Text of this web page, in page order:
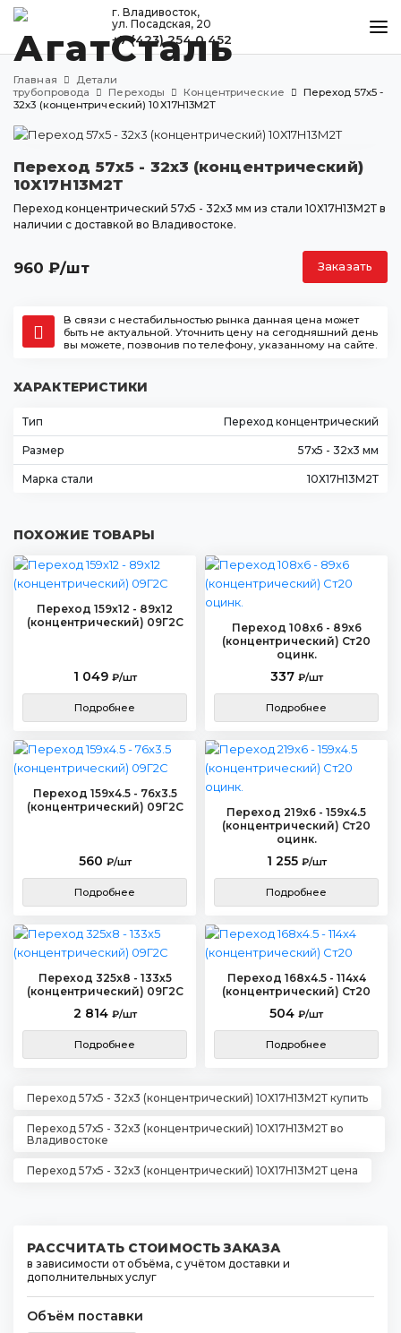
г. Владивосток,
ул. Посадская, 20
+7 (423) 254 0 452
КАТАЛОГ
МЕТАЛЛООБРАБОТКА
ДОСТАВКА И ОПЛАТА
Владивосток
+7 (423) 254 0 452
Главная
Детали
трубопровода
Переходы Концентрические
Переход 57х5 -
32х3 (концентрический) 10Х17Н13М2Т
Переход 57х5 - 32х3 (концентрический)
10Х17Н13М2Т
Переход концентрический 57х5 - 32х3 мм из стали 10Х17Н13М2Т в
наличии с доставкой во Владивостоке.
960 ₽/шт Заказать
В связи с нестабильностью рынка данная цена может
быть не актуальной. Уточнить цену на сегодняшний день
вы можете, позвонив по телефону, указанному на сайте.
ХАРАКТЕРИСТИКИ
Тип Переход концентрический
Размер 57х5 - 32х3 мм
Марка стали 10Х17Н13М2Т
ПОХОЖИЕ ТОВАРЫ
Переход 159х12 - 89х12
(концентрический) 09Г2С
1 049 ₽/шт
Подробнее
Переход 108х6 - 89х6
(концентрический) Ст20
оцинк.
337 ₽/шт
Подробнее
Переход 159х4.5 - 76х3.5
(концентрический) 09Г2С
560 ₽/шт
Подробнее
Переход 219х6 - 159х4.5
(концентрический) Ст20
оцинк.
1 255 ₽/шт
Подробнее
Переход 325х8 - 133х5
(концентрический) 09Г2С
2 814 ₽/шт
Подробнее
Переход 168х4.5 - 114х4
(концентрический) Ст20
504 ₽/шт
Подробнее
Переход 57х5 - 32х3 (концентрический) 10Х17Н13М2Т купить
Переход 57х5 - 32х3 (концентрический) 10Х17Н13М2Т во
Владивостоке
Переход 57х5 - 32х3 (концентрический) 10Х17Н13М2Т цена
РАССЧИТАТЬ СТОИМОСТЬ ЗАКАЗА
в зависимости от объёма, с учётом доставки и
дополнительных услуг
Объём поставки